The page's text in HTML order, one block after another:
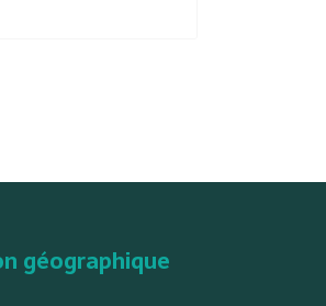
géographique